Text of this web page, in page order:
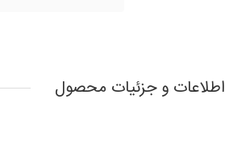
اطلاعات و جزئیات محصول